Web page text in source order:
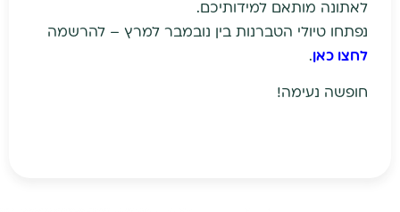
לאתונה מותאם למידותיכם.
נפתחו טיולי הטברנות בין נובמבר למרץ – להרשמה
לחצו כאן.
חופשה נעימה!